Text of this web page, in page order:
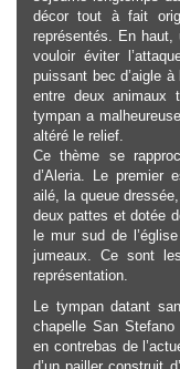
décor tout à fait
représentés. En
vouloir éviter
puissant bec d’aigle
entre deux animaux
tympan a
altéré le relief.
Ce thème se
d’Aleria. Le premier
ailé, la queue
deux pattes et dotée
le mur sud de
jumeaux. Ce sont
représentation.
Le tympan datant
chapelle San
en contrebas de